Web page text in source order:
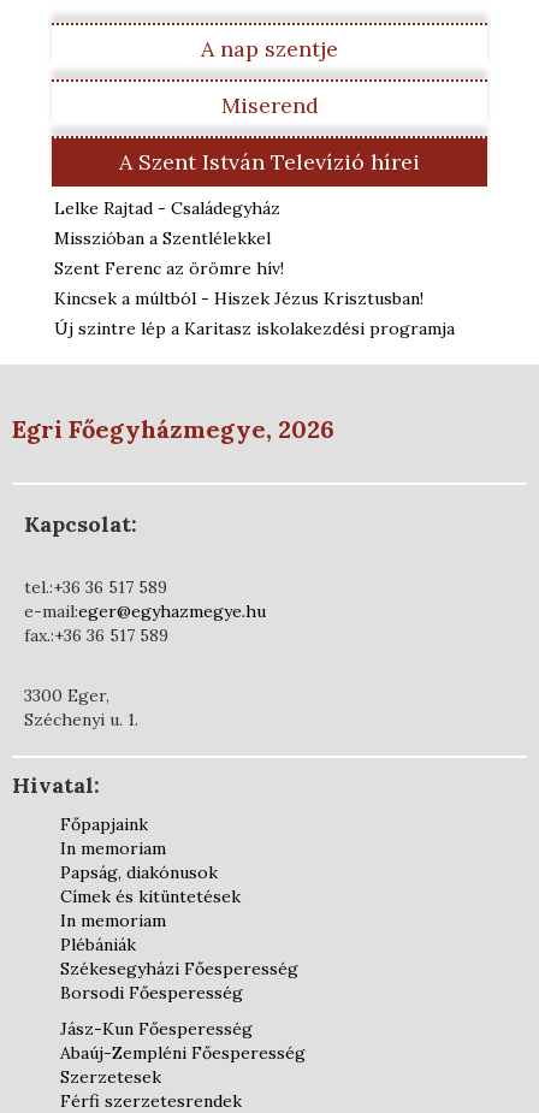
A nap szentje
Miserend
A Szent István Televízió hírei
Lelke Rajtad - Családegyház
Misszióban a Szentlélekkel
Szent Ferenc az örömre hív!
Kincsek a múltból - Hiszek Jézus Krisztusban!
Új szintre lép a Karitasz iskolakezdési programja
Egri Főegyházmegye, 2026
Kapcsolat:
tel.:+36 36 517 589
e-mail:eger@egyhazmegye.hu
fax.:+36 36 517 589
3300 Eger,
Széchenyi u. 1.
Hivatal:
Főpapjaink
In memoriam
Papság, diakónusok
Címek és kitüntetések
In memoriam
Plébániák
Székesegyházi Főesperesség
Borsodi Főesperesség
Jász-Kun Főesperesség
Abaúj-Zempléni Főesperesség
Szerzetesek
Férfi szerzetesrendek